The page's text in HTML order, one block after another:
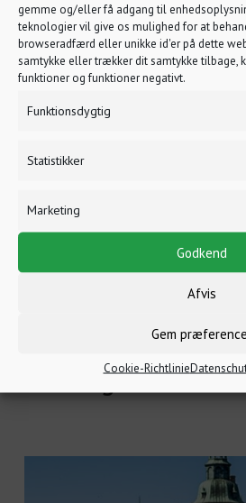
gemme og/eller få adgang til
teknologier vil give os mulighed for at
browseradfærd eller unikke id'er på dette
samtykke eller trækker dit samtykke tilbage,
funktioner og funktioner negativt.
Funktionsdygtig
Statistikker
Marketing
Godkend
Afvis
Gem
Cookie-Richtlinie
Bettdecken und
Gartenmöbel
Überdachte Terrasse
Bringen Sie Ihre eigene
(andernfalls kann sie bei
JETZT BUCHEN
Bildergalerie